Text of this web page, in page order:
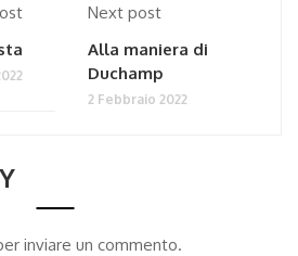
Next post
Alla maniera di
Duchamp
2 Febbraio 2022
inviare un commento.